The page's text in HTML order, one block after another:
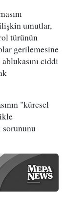
umutlar,
türünün
gerilemesine
ciddi
"küresel
sorununu